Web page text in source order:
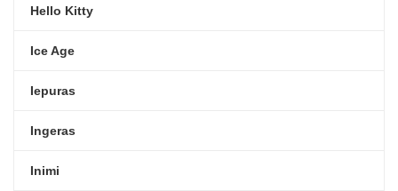
Hello Kitty
Ice Age
Iepuras
Ingeras
Inimi